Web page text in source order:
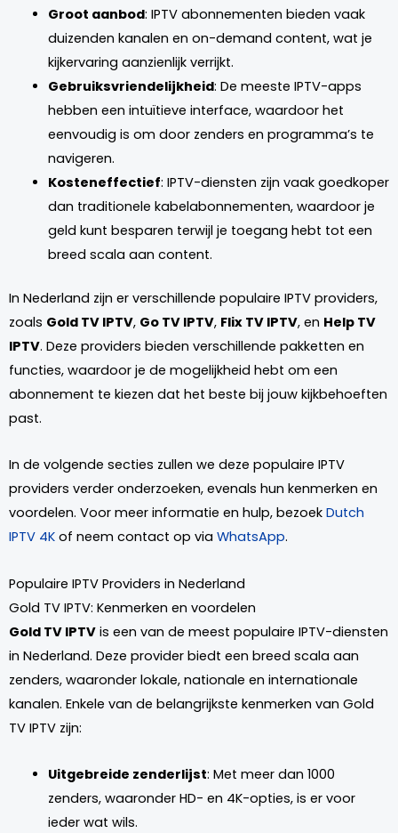
Groot aanbod: IPTV abonnementen bieden vaak
duizenden kanalen en on-demand content, wat je
kijkervaring aanzienlijk verrijkt.
Gebruiksvriendelijkheid: De meeste IPTV-apps
hebben een intuïtieve interface, waardoor het
eenvoudig is om door zenders en programma’s te
navigeren.
Kosteneffectief: IPTV-diensten zijn vaak goedkoper
dan traditionele kabelabonnementen, waardoor je
geld kunt besparen terwijl je toegang hebt tot een
breed scala aan content.
In Nederland zijn er verschillende populaire IPTV providers,
zoals Gold TV IPTV, Go TV IPTV, Flix TV IPTV, en Help TV
IPTV. Deze providers bieden verschillende pakketten en
functies, waardoor je de mogelijkheid hebt om een
abonnement te kiezen dat het beste bij jouw kijkbehoeften
past.
In de volgende secties zullen we deze populaire IPTV
providers verder onderzoeken, evenals hun kenmerken en
voordelen. Voor meer informatie en hulp, bezoek Dutch
IPTV 4K of neem contact op via WhatsApp.
Populaire IPTV Providers in Nederland
Gold TV IPTV: Kenmerken en voordelen
Gold TV IPTV is een van de meest populaire IPTV-diensten
in Nederland. Deze provider biedt een breed scala aan
zenders, waaronder lokale, nationale en internationale
kanalen. Enkele van de belangrijkste kenmerken van Gold
TV IPTV zijn:
Uitgebreide zenderlijst: Met meer dan 1000
zenders, waaronder HD- en 4K-opties, is er voor
ieder wat wils.